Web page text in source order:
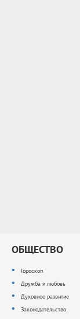
ОБЩЕСТВО
Гороскоп
Дружба и любовь
Духовное развитие
Законодательство